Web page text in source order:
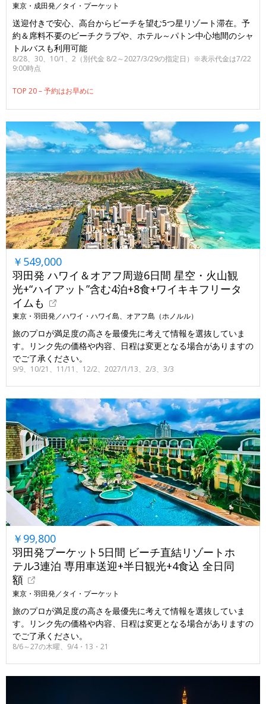
東京・成田発／タイ・プーケット
送迎付きで安心、高台からビーチを望む5つ星リゾート滞在。予
約＆席料不要のビーチクラブや、ホテル～パトン中心地間のシャ
トルバスも利用可能
8/28、30、10/1、2（別代金 8/2～2027/3/29の指定日）※表示代金は7/22
9:00時点
TOP 20 – 予約はお早めに
￥549,000
羽田発 ハワイ＆オアフ周遊6日間 星空・火山観
光+“ハイアット”含む4泊+8食+ワイキキフリータ
イムも
東京・羽田発／ハワイ・ハワイ島、オアフ島（ホノルル）
旅のプロが満足度の高さを最優先に考えて情報を選抜していま
す。リンク先の価格や内容、日程は変更となる場合がありますの
でご了承ください。
9/9、10/21、11/11、12/2、2027/1/13、2/3、3/3
￥99,800
羽田発プーケット5日間 ビーチ直結リゾートホ
テル3連泊 専用車送迎+半日観光+4食込 全日同
額
東京・羽田発／タイ・プーケット
旅のプロが満足度の高さを最優先に考えて情報を選抜していま
す。リンク先の価格や内容、日程は変更となる場合がありますの
でご了承ください。
8/6～27の木曜、9/4・13・21